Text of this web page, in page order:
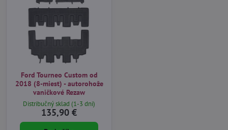
Ford Tourneo Custom od
2018 (8-miest) - autorohože
vaničkové Rezaw
Distribučný sklad (1-3 dni)
135,90 €